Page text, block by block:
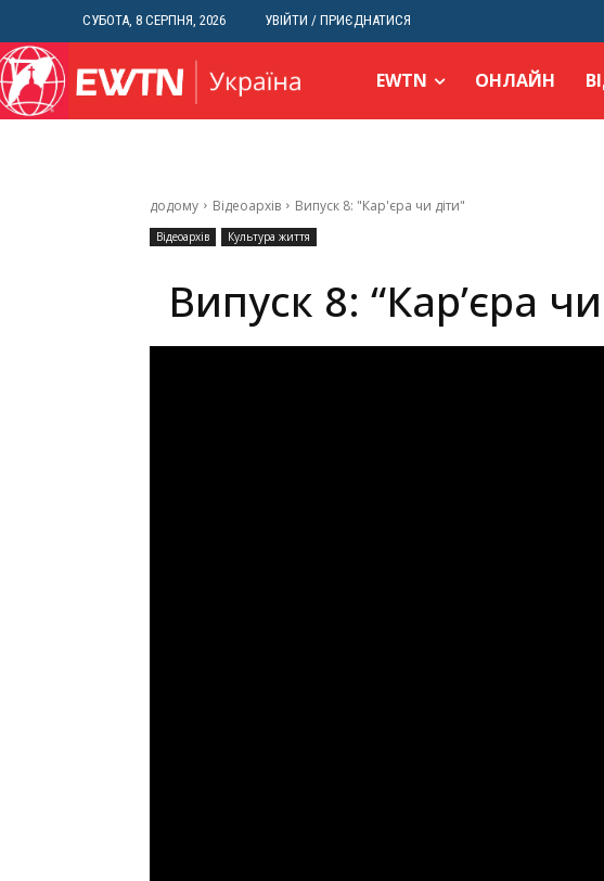
СУБОТА, 8 СЕРПНЯ, 2026 УВІЙТИ / ПРИЄДНАТИСЯ
EWTN ОНЛАЙН
додому Відеоархів Випуск 8: "Кар'єра чи діти"
Відеоархів Культура життя
Випуск 8: “Кар’єра